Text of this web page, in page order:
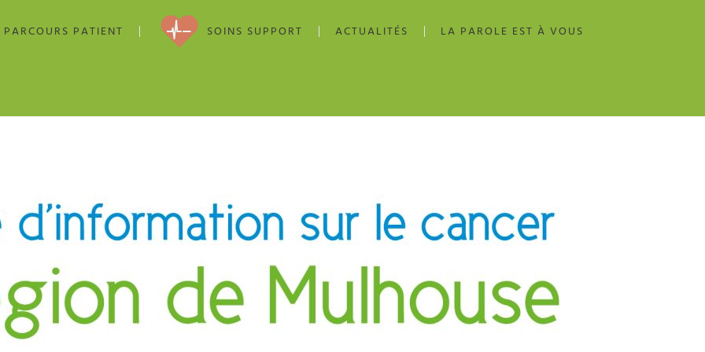
PARCOURS PATIENT SOINS SUPPORT ACTUALITÉS LA PAROLE EST À VOUS